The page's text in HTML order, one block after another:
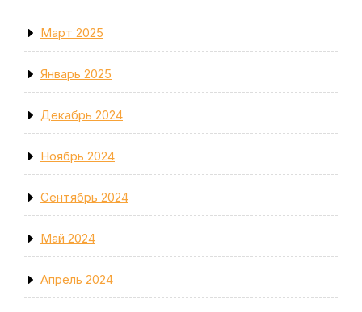
Март 2025
Январь 2025
Декабрь 2024
Ноябрь 2024
Сентябрь 2024
Май 2024
Апрель 2024